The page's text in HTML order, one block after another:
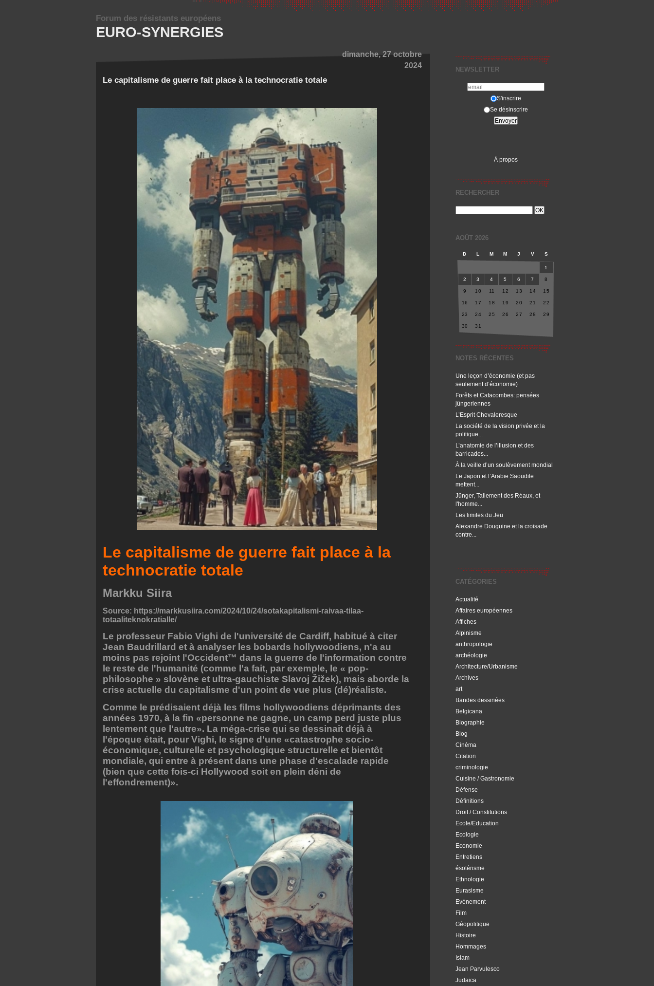
EURO-SYNERGIES
Forum des résistants européens
NEWSLETTER
S'inscrire
Se désinscrire
À propos
RECHERCHER
AOÛT 2026
D L M M J V S
1
2 3 4 5 6 7 8
9 10 11 12 13 14 15
16 17 18 19 20 21 22
23 24 25 26 27 28 29
30 31
NOTES RÉCENTES
Une leçon d’économie (et pas
seulement d’économie)
Forêts et Catacombes: pensées
jüngeriennes
L’Esprit Chevaleresque
La société de la vision privée et la
politique...
L’anatomie de l’illusion et des
barricades...
À la veille d’un soulèvement mondial
Le Japon et l’Arabie Saoudite
mettent...
Jünger, Tallement des Réaux, et
l'homme...
Les limites du Jeu
Alexandre Douguine et la croisade
contre...
CATÉGORIES
Actualité
Affaires européennes
Affiches
Alpinisme
anthropologie
archéologie
Architecture/Urbanisme
Archives
art
Bandes dessinées
Belgicana
Biographie
Blog
Cinéma
Citation
criminologie
Cuisine / Gastronomie
Défense
Définitions
Droit / Constitutions
Ecole/Education
Ecologie
Economie
Entretiens
ésotérisme
Ethnologie
Eurasisme
Evénement
Film
Géopolitique
Histoire
Hommages
Islam
Jean Parvulesco
Judaica
dimanche, 27 octobre
2024
Le capitalisme de guerre fait place à la technocratie totale
Le capitalisme de guerre fait place à la
technocratie totale
Markku Siira
Source: https://markkusiira.com/2024/10/24/sotakapitalismi-raivaa-tilaa-
totaaliteknokratialle/
Le professeur Fabio Vighi de l'université de Cardiff, habitué à citer
Jean Baudrillard et à analyser les bobards hollywoodiens, n'a au
moins pas rejoint l'Occident™ dans la guerre de l'information contre
le reste de l'humanité (comme l'a fait, par exemple, le « pop-
philosophe » slovène et ultra-gauchiste Slavoj Žižek), mais aborde la
crise actuelle du capitalisme d'un point de vue plus (dé)réaliste.
Comme le prédisaient déjà les films hollywoodiens déprimants des
années 1970, à la fin «personne ne gagne, un camp perd juste plus
lentement que l'autre». La méga-crise qui se dessinait déjà à
l'époque était, pour Vighi, le signe d'une «catastrophe socio-
économique, culturelle et psychologique structurelle et bientôt
mondiale, qui entre à présent dans une phase d'escalade rapide
(bien que cette fois-ci Hollywood soit en plein déni de
l'effondrement)».